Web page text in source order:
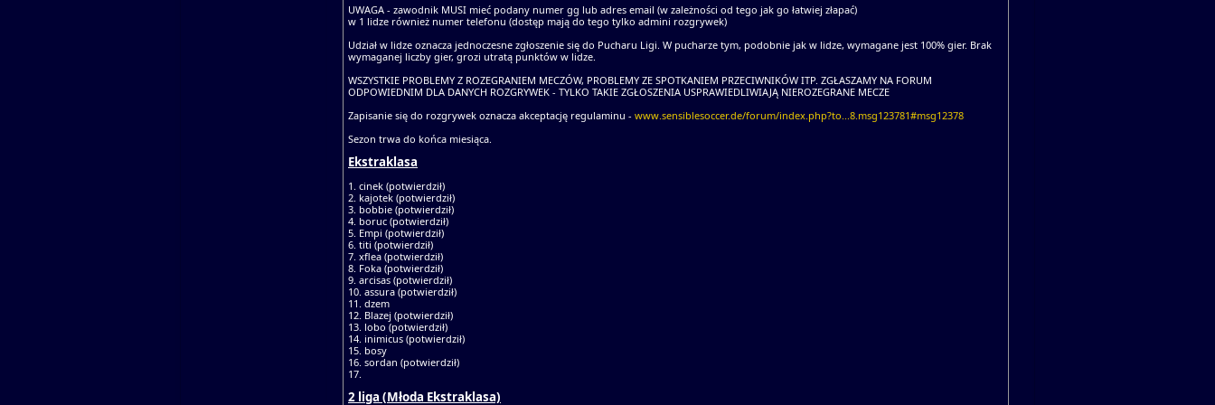
UWAGA - zawodnik MUSI mieć podany numer gg lub adres email (w zależności od tego jak go łatwiej złapać)
w 1 lidze również numer telefonu (dostęp mają do tego tylko admini rozgrywek)
Udział w lidze oznacza jednoczesne zgłoszenie się do Pucharu Ligi. W pucharze tym, podobnie jak w lidze, wymagane jest 100% gier. Brak
wymaganej liczby gier, grozi utratą punktów w lidze.
WSZYSTKIE PROBLEMY Z ROZEGRANIEM MECZÓW, PROBLEMY ZE SPOTKANIEM PRZECIWNIKÓW ITP. ZGŁASZAMY NA FORUM
ODPOWIEDNIM DLA DANYCH ROZGRYWEK - TYLKO TAKIE ZGŁOSZENIA USPRAWIEDLIWIAJĄ NIEROZEGRANE MECZE
Zapisanie się do rozgrywek oznacza akceptację regulaminu - www.sensiblesoccer.de/forum/index.php?to...8.msg123781#msg12378
Sezon trwa do końca miesiąca.
Ekstraklasa
1. cinek (potwierdził)
2. kajotek (potwierdził)
3. bobbie (potwierdził)
4. boruc (potwierdził)
5. Empi (potwierdził)
6. titi (potwierdził)
7. xflea (potwierdził)
8. Foka (potwierdził)
9. arcisas (potwierdził)
10. assura (potwierdził)
11. dzem
12. Blazej (potwierdził)
13. lobo (potwierdził)
14. inimicus (potwierdził)
15. bosy
16. sordan (potwierdził)
17.
2 liga (Młoda Ekstraklasa)